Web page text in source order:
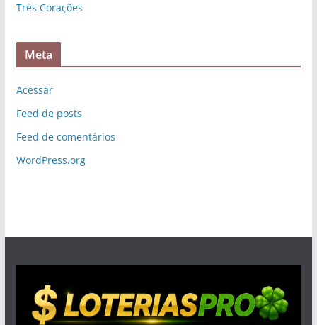
Três Corações
Meta
Acessar
Feed de posts
Feed de comentários
WordPress.org